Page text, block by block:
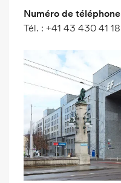
Numéro de téléphone
Tél. : +41 43 430 41 18